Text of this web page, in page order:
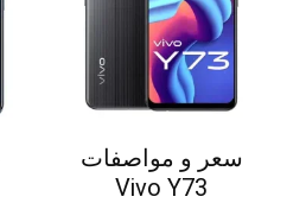
سعر و مواصفات
Vivo Y73